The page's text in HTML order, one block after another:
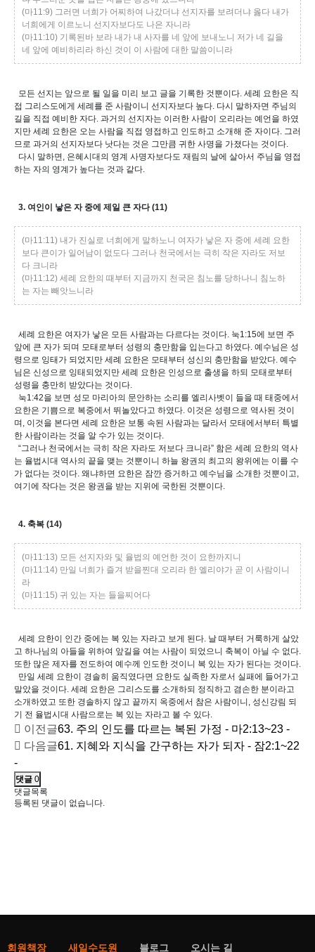
(마11:9) 그러면 너희가 어찌하여 나갔더냐 선지자를 보려더냐 옳다 내가
너희에게 이르노니 선지자보다도 나은 자니라
(마11:10) 기록된바 보라 내가 내 사자를 네 앞에 보내노니 저가 네 길을
네 앞에 예비하리라 하신 것이 이 사람에 대한 말씀이니라
모든 선지는 앞으로 될 일을 미리 보고 글을 기록한 것뿐이다. 세례 요한은 직
접 그리스도에게 세례를 준 사람이니 선지자보다 높다. 다시 말하자면 주님의
길을 직접 예비한 자다. 과거의 선지자는 이러한 사람이 오리라는 예언을 하였
지만 세례 요한은 오는 사람을 직접 영접하고 인도하고 소개해 준 자이다. 그러
므로 과거의 선지자보다 낫다는 것은 그만큼 귀한 사명을 가졌다는 것이다.
다시 말하면, 은혜시대의 영계 사명자보다도 재림의 날에 살아서 주님을 영접
하는 자의 영계가 높다는 것과 같다.
3. 여인이 낳은 자 중에 제일 큰 자다 (11)
(마11:11) 내가 진실로 너희에게 말하노니 여자가 낳은 자 중에 세례 요한
보다 큰이가 일어남이 없도다 그러나 천국에서는 극히 작은 자라도 저보
다 크니라
(마11:12) 세례 요한의 때부터 지금까지 천국은 침노를 당하나니 침노하
는 자는 빼앗느니라
세례 요한은 여자가 낳은 모든 사람과는 다르다는 것이다. 눅1:15에 보면 주
앞에 큰 자가 되며 모태로부터 성령의 충만함을 입는다고 하였다. 예수님은 성
령으로 잉태가 되었지만 세례 요한은 모태부터 성신의 충만함을 받았다. 예수
님은 신성으로 잉태되었지만 세례 요한은 인성으로 출생을 하되 모태로부터
성령을 충만히 받았다는 것이다.
눅1:42을 보면 성모 마리아의 문안하는 소리를 엘리사벳이 들을 때 태중에서
요한은 기쁨으로 복중에서 뛰놀았다고 하였다. 이것은 성령으로 역사된 것이
며, 이것을 본다면 세례 요한은 보통 속된 사람과는 달라서 모태에서부터 특별
한 사람이라는 것을 알 수가 있는 것이다.
“그러나 천국에서는 극히 작은 자라도 저보다 크니라” 함은 세례 요한의 역사
는 율법시대 역사의 끝을 맺는 것뿐이니 하늘 왕권의 최고의 왕위에는 이를 수
가 없다는 것이다. 왜냐하면 요한은 잠깐 증거하고 예수님을 소개한 것뿐이고,
여기에 작다는 것은 왕권을 받는 지위에 국한된 것뿐이다.
4. 축복 (14)
(마11:13) 모든 선지자와 및 율법의 예언한 것이 요한까지니
(마11:14) 만일 너희가 즐겨 받을찐대 오리라 한 엘리야가 곧 이 사람이니
라
(마11:15) 귀 있는 자는 들을찌어다
세례 요한이 인간 중에는 복 있는 자라고 보게 된다. 날 때부터 거룩하게 살았
고 하나님의 아들을 위하여 앞길을 여는 사람이 되었으니 축복이 아닐 수 없다.
또한 많은 제자를 전도하여 예수께 인도한 것이니 복 있는 자가 된다는 것이다.
만일 세례 요한이 경솔히 움직였다면 요한도 실족한 자로서 실패에 들어가고
말았을 것이다. 세례 요한은 그리스도를 소개하되 정직하고 겸손한 분이라고
소개하였고 또한 경솔하지 않고 끝까지 옥중에서 참은 사람이니, 성신강림 되
기 전 율법시대 사람으로는 복 있는 자라고 볼 수 있다.
이전글
63. 주의 인도를 따르는 복된 가정 - 마2:13~23 -
다음글61. 지혜와 지식을 간구하는 자가 되자 - 잠2:1~22
-
댓글 0
댓글목록
등록된 댓글이 없습니다.
회원책장 새일수도원 블로그 오시는 길